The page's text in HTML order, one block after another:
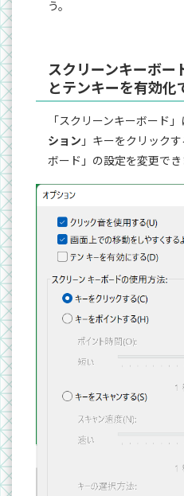
う。
スクリーンキーボー
とテンキーを有効化
「スクリーンキーボード
ション 」キーをクリック
ボード」の設定を変更でき